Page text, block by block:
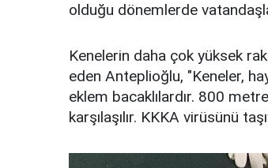
olduğu dönemlerde
Kenelerin daha çok yüksek
eden Anteplioğlu, "Keneler,
eklem bacaklılardır. 800
karşılaşılır. KKKA virüsünü